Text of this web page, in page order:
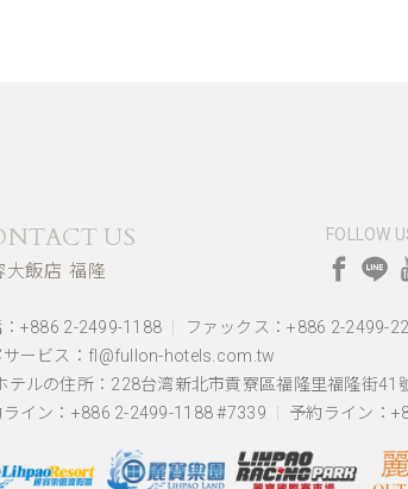
US
大飯店 福隆
FOLLOW
：+886 2-2499-1188
ファックス：+886 2-2499-
サービス：fl@fullon-hotels.com.tw
テルの住所： 228台湾新北市貢寮區福隆里福隆街41
ライン：+886 2-2499-1188 #7339
予約ライン：